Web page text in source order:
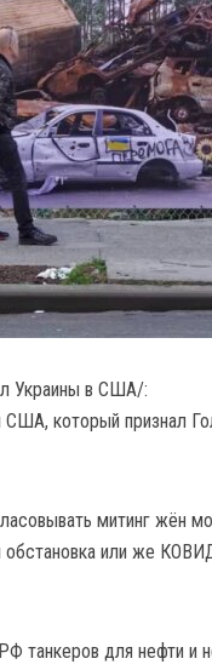
Украины в США/:
который признал
митинг жён
обстановка или же
танкеров для нефти и